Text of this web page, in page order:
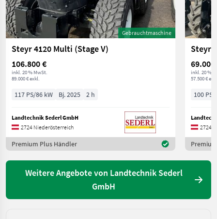
Gebrauchtmaschine
Steyr 4120 Multi (Stage V)
106.800 €
inkl. 20 % MwSt.
89.000 € exkl.
117 PS/86 kW Bj. 2025 2 h
Landtechnik Sederl GmbH
2724 Niederösterreich
Premium Plus Händler
Steyr
69.000
inkl. 20 %
57.500 €
100 PS/
2724
Weitere Angebote von Landtechnik Sederl
GmbH